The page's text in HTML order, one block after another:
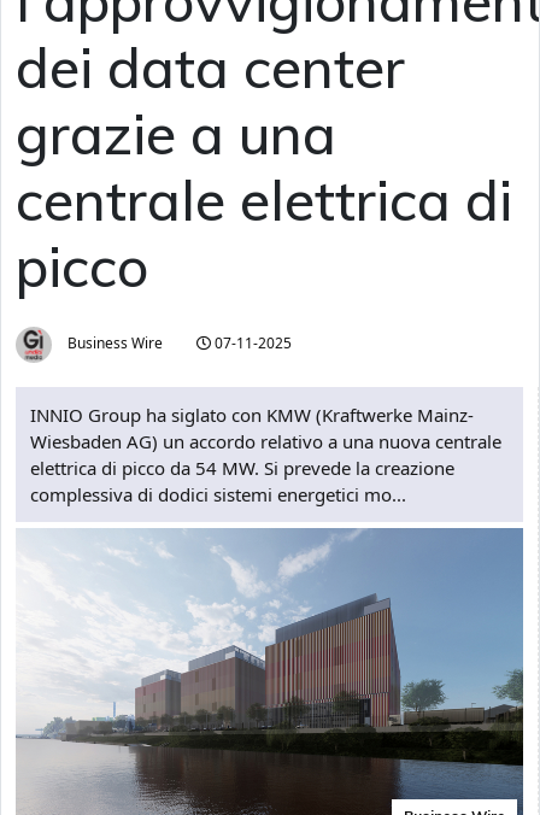
dei data center
grazie a una
centrale elettrica di
picco
Business Wire 07-11-2025
INNIO Group ha siglato con KMW (Kraftwerke Mainz-
Wiesbaden AG) un accordo relativo a una nuova centrale
elettrica di picco da 54 MW. Si prevede la creazione
complessiva di dodici sistemi energetici mo...